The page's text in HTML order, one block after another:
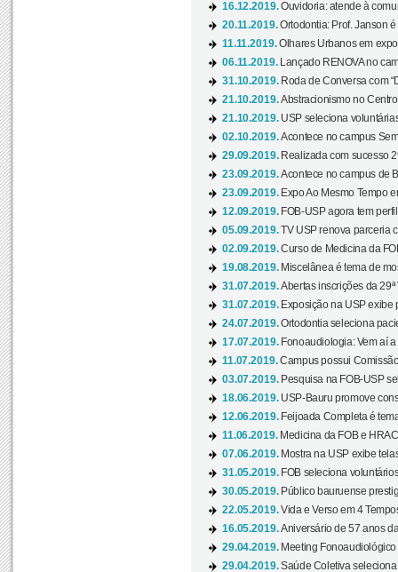
16.12.2019.Ouvidoria: atende à
20.11.2019.Ortodontia: Prof. Janson
11.11.2019.Olhares Urbanos em
06.11.2019.
Lançado RENOVA no
31.10.2019. Roda de Conversa com
21.10.2019.Abstracionismo no
21.10.2019. USP seleciona
02.10.2019.Acontece no campus
29.09.2019. Realizada com sucesso
23.09.2019.Acontece no campus de
23.09.2019. Expo Ao Mesmo Tempo
12.09.2019. FOB-USP agora tem
05.09.2019.TV USP renova parceria
02.09.2019.Curso de Medicina da
19.08.2019. Miscelânea é tema de
31.07.2019.Abertas inscrições da 29ª
31.07.2019. Exposição na USP exibe
24.07.2019.Ortodontia seleciona
17.07.2019. Fonoaudiologia: Vem aí
11.07.2019.Campus possui
03.07.2019. Pesquisa na FOB-USP
18.06.2019. USP-Bauru promove
12.06.2019. Feijoada Completa é
11.06.2019. Medicina da FOB e
07.06.2019. Mostra na USP exibe
31.05.2019. FOB seleciona
30.05.2019. Público bauruense
22.05.2019.Vida e Verso em 4
16.05.2019.Aniversário de 57 anos
29.04.2019. Meeting
29.04.2019.Saúde Coletiva